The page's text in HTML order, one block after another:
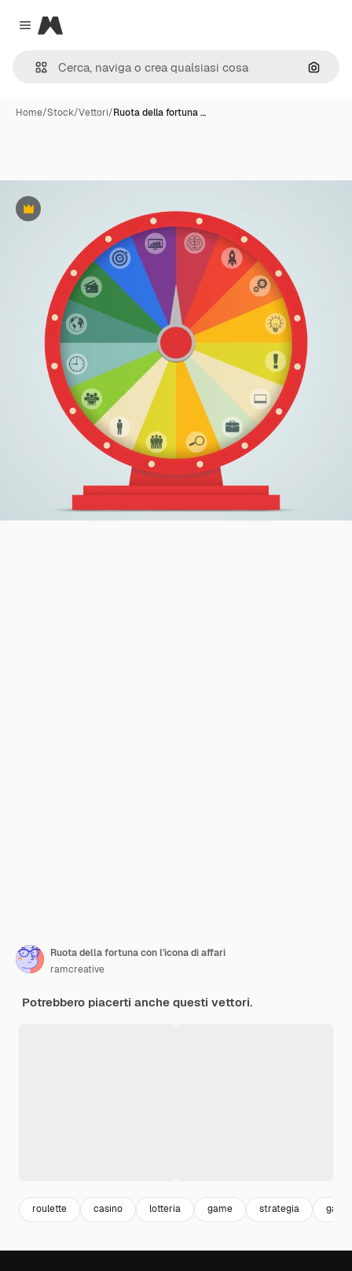
Close menu
Magnific
Cerca
Home/Stock/Vettori/Ruota della fortuna …
Premium
Ruota della fortuna con l'icona di affari
ramcreative
Potrebbero piacerti anche questi vettori.
roulette casino lotteria game strategia